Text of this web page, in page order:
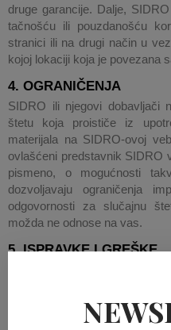
druge garancije. Dalje,
tačnošću ili pouzdanošću
stranici ili na drugi način u
kojoj lokaciji koja je povezana
4. OGRANIČENJA
SIDRO ili njegovi dobavljači
štetu koja proističe iz
materijala na SIDRO-ovoj
ovlašćeni predstavnik SIDRO
pismeno, o mogućnosti
dozvoljavaju ograničenja
odgovornosti za slučajnu
možda ne odnose na vas.
5. ISPRAVKE I GREŠKE
da je bilo koji od materijala
aktuelan. SIDRO može